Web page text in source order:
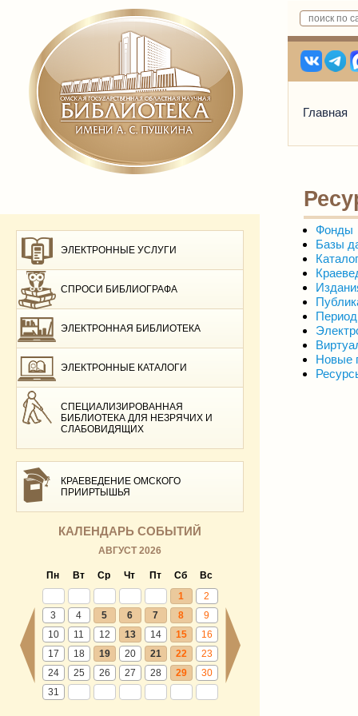
Главная
ЭЛЕКТРОННЫЕ УСЛУГИ
СПРОСИ БИБЛИОГРАФА
ЭЛЕКТРОННАЯ БИБЛИОТЕКА
ЭЛЕКТРОННЫЕ КАТАЛОГИ
СПЕЦИАЛИЗИРОВАННАЯ
БИБЛИОТЕКА ДЛЯ НЕЗРЯЧИХ И
СЛАБОВИДЯЩИХ
КРАЕВЕДЕНИЕ ОМСКОГО
ПРИИРТЫШЬЯ
КАЛЕНДАРЬ СОБЫТИЙ
АВГУСТ 2026
Пн Вт Ср Чт Пт Сб
Вс
1
2
3
4 5 6 7 8
9
10
11 12 13 14 15
16
17
18 19 20 21 22
23
24
25 26 27 28 29
30
31
Фонды
Базы
Новые